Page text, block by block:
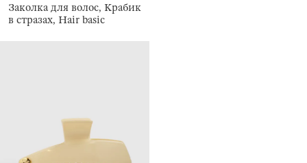
Заколка для волос, Крабик
в стразах, Hair basic